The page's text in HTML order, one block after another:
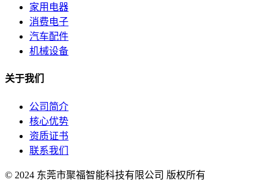
家用电器
消费电子
汽车配件
机械设备
关于我们
公司简介
核心优势
资质证书
联系我们
© 2024 东莞市聚福智能科技有限公司 版权所有